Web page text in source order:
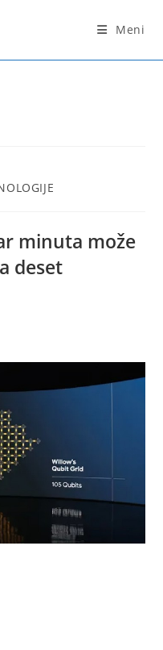
Meni
minuta može
deset